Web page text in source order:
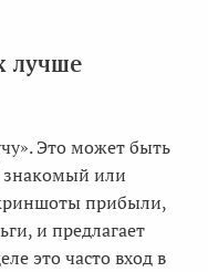
лучше
Это может быть
знакомый или
прибыли,
и предлагает
это часто вход в